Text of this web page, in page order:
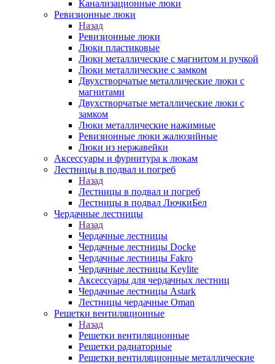
Канализационные люки
Ревизионные люки
Назад
Ревизионные люки
Люки пластиковые
Люки металлические с магнитом и ручкой
Люки металлические с замком
Двухстворчатые металлические люки с
магнитами
Двухстворчатые металлические люки с
замком
Люки металлические нажимные
Ревизионные люки жалюзийные
Люки из нержавейки
Аксессуары и фурнитура к люкам
Лестницы в подвал и погреб
Назад
Лестницы в подвал и погреб
Лестницы в подвал ЛючкиБел
Чердачные лестницы
Назад
Чердачные лестницы
Чердачные лестницы Docke
Чердачные лестницы Fakro
Чердачные лестницы Keylite
Аксессуары для чердачных лестниц
Чердачные лестницы Astark
Лестницы чердачные Oman
Решетки вентиляционные
Назад
Решетки вентиляционные
Решетки радиаторные
Решетки вентиляционные металлические